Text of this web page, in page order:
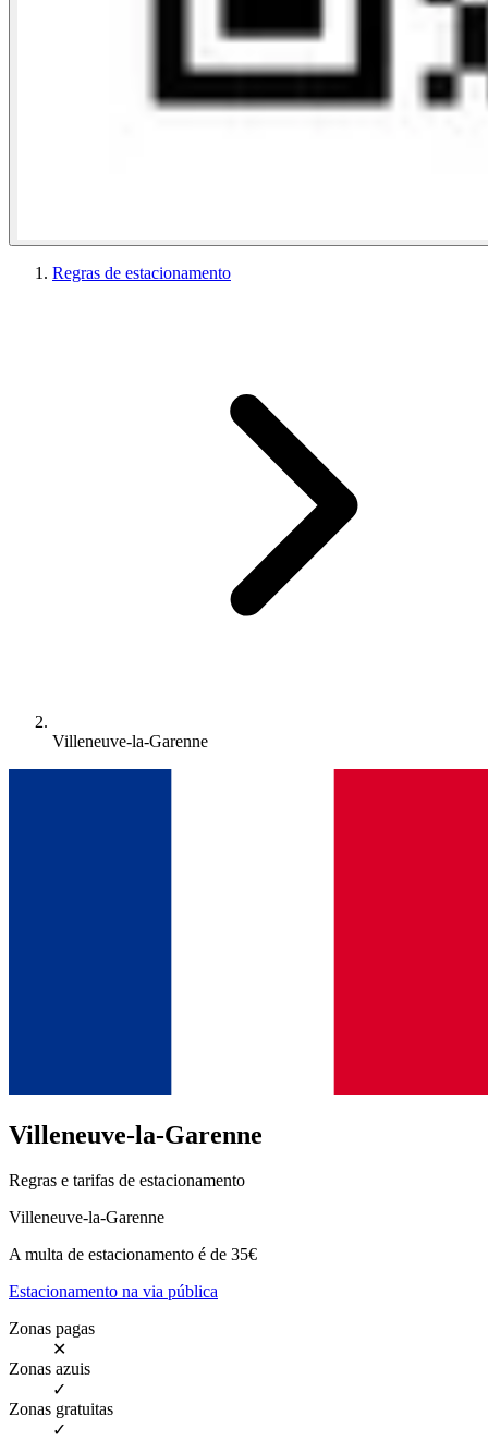
Regras de estacionamento
Villeneuve-la-Garenne
Villeneuve-la-Garenne
Regras e tarifas de estacionamento
Villeneuve-la-Garenne
A multa de estacionamento é de 35€
Estacionamento na via pública
Zonas pagas
✕
Zonas azuis
✓
Zonas gratuitas
✓